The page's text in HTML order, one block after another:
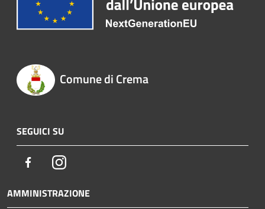
Comune di Crema
SEGUICI SU
FacebookInstagram
AMMINISTRAZIONE